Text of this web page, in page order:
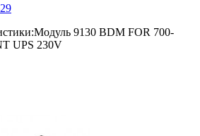
9130 BDM FOR 700-
UPS 230V